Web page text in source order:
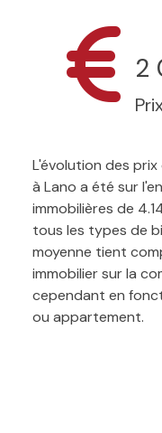
2
L'évolution des
à Lano a été sur
immobilières de
tous les types de
moyenne tient
immobilier sur la
cependant en
ou appartement.